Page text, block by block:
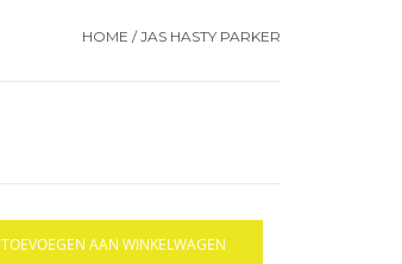
HOME /JAS HASTY PARKER
TOEVOEGEN AAN WINKELWAGEN